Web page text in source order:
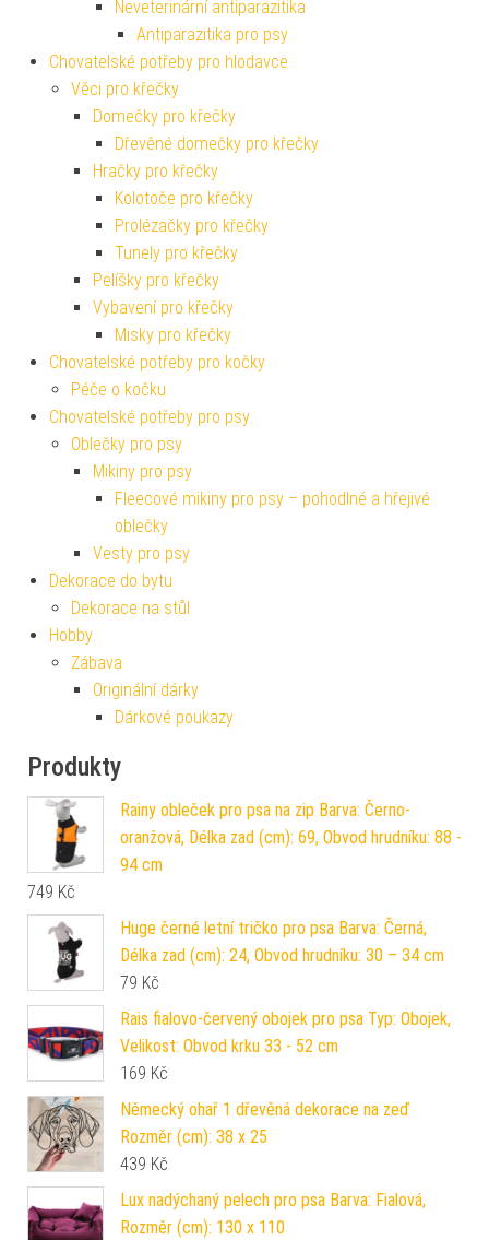
Neveterinární antiparazitika
Antiparazitika pro psy
Chovatelské potřeby pro hlodavce
Věci pro křečky
Domečky pro křečky
Dřevěné domečky pro křečky
Hračky pro křečky
Kolotoče pro křečky
Prolézačky pro křečky
Tunely pro křečky
Pelíšky pro křečky
Vybavení pro křečky
Misky pro křečky
Chovatelské potřeby pro kočky
Péče o kočku
Chovatelské potřeby pro psy
Oblečky pro psy
Mikiny pro psy
Fleecové mikiny pro psy – pohodlné a hřejivé
oblečky
Vesty pro psy
Dekorace do bytu
Dekorace na stůl
Hobby
Zábava
Originální dárky
Dárkové poukazy
Produkty
Rainy obleček pro psa na zip Barva: Černo-
oranžová, Délka zad (cm): 69, Obvod hrudníku: 88 -
94 cm
749 Kč
Huge černé letní tričko pro psa Barva: Černá,
Délka zad (cm): 24, Obvod hrudníku: 30 – 34 cm
79 Kč
Rais fialovo-červený obojek pro psa Typ: Obojek,
Velikost: Obvod krku 33 - 52 cm
169 Kč
Německý ohař 1 dřevěná dekorace na zeď
Rozměr (cm): 38 x 25
439 Kč
Lux nadýchaný pelech pro psa Barva: Fialová,
Rozměr (cm): 130 x 110